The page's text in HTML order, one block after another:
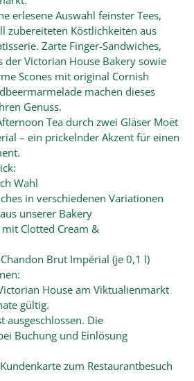
erlesene Auswahl feinster Tees,
zubereiteten Köstlichkeiten aus
Zarte Finger-Sandwiches,
der Victorian House Bakery sowie
Scones mit original Cornish
machen dieses
Genuss.
Tea durch zwei Gläser Moët
– ein prickelnder Akzent für einen
Wahl
in verschiedenen Variationen
unserer Bakery
mit Clotted Cream &
Brut Impérial (je 0,1 l)
House am Viktualienmarkt
gültig.
ausgeschlossen. Die
Buchung und Einlösung
zum Restaurantbesuch